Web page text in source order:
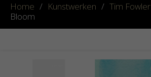
Home / Kunstwerken / Tim Fowler
Bloom